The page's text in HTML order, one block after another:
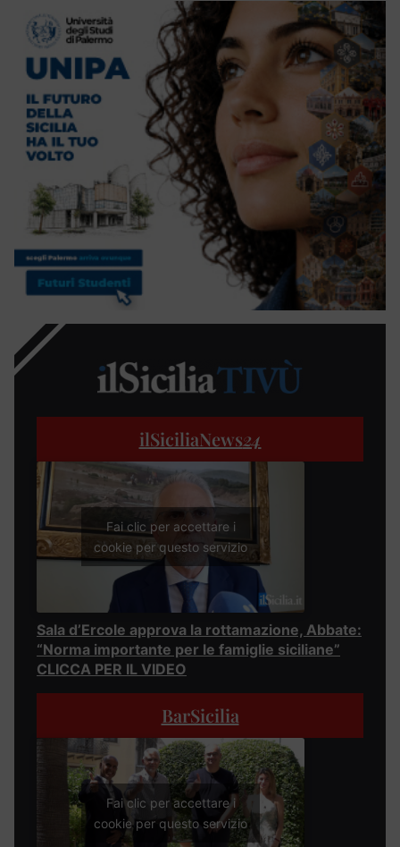
ilSiciliaNews24
Fai clic per accettare i
cookie per questo servizio
Sala d’Ercole approva la rottamazione, Abbate:
“Norma importante per le famiglie siciliane”
CLICCA PER IL VIDEO
BarSicilia
Fai clic per accettare i
cookie per questo servizio